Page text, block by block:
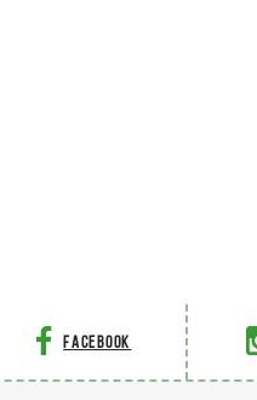
Facebook